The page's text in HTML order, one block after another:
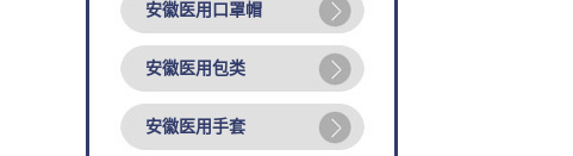
安徽医用口罩帽
安徽医用包类
安徽医用手套